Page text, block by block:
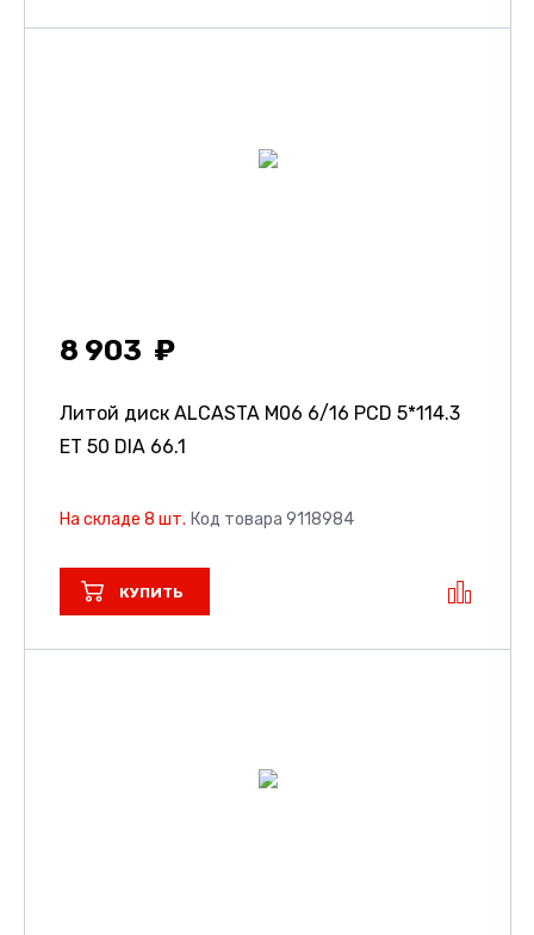
8 903
Литой диск ALCASTA M06 6/16 PCD 5*114.3
ET 50 DIA 66.1
На складе 8 шт. Код товара 9118984
КУПИТЬ